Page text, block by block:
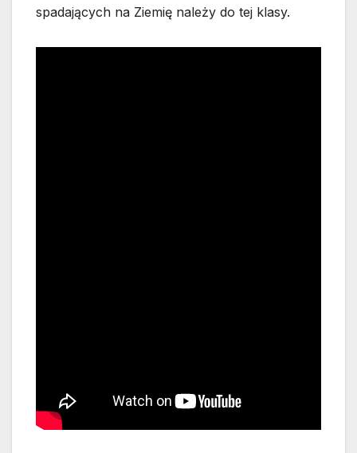
spadających na Ziemię należy do tej klasy.